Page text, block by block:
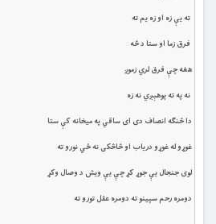
ته یې زه او زه یم ته
فرق زما او ستا د څه
هغه چې فرق لري زموږ
نه په ته پوهېږي نه زه
دا څنګه انصاف دی ای ساقي په میخانه کې ستا
غوړو له غوړو دریاب او څاڅکی نه ځي نورو ته
لوی جنجال یې جوړ کړ چې یې ویش د وصال وکړ
دومره رحم سپینو ته دومره عقل تورو ته